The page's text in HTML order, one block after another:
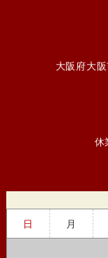
大阪府大
休
日
月